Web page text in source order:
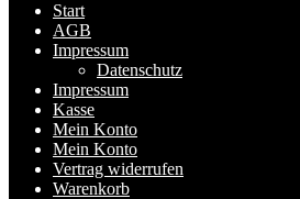
Start
AGB
Impressum
Datenschutz
Impressum
Kasse
Mein Konto
Mein Konto
Vertrag widerrufen
Warenkorb